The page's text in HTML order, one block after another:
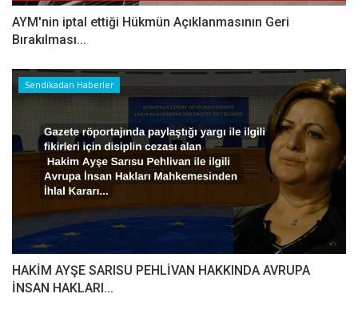
AYM'nin iptal ettiği Hükmün Açıklanmasının Geri
Bırakılması...
Sendikadan Haberler
HAKİM AYŞE SARISU PEHLİVAN HAKKINDA AVRUPA
İNSAN HAKLARI...